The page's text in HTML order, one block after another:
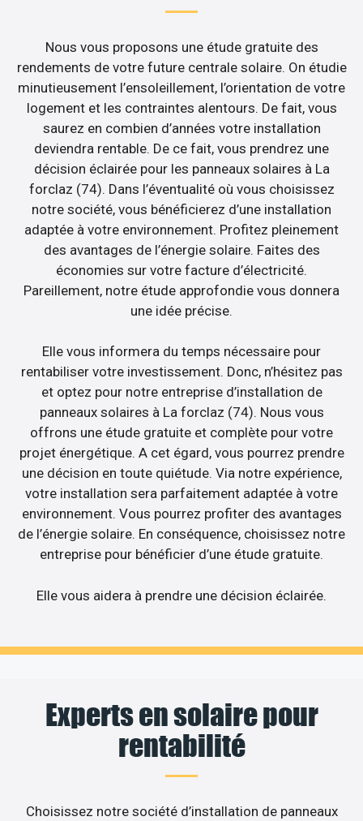
Nous vous proposons une étude gratuite des
rendements de votre future centrale solaire. On étudie
minutieusement l’ensoleillement, l’orientation de votre
logement et les contraintes alentours. De fait, vous
saurez en combien d’années votre installation
deviendra rentable. De ce fait, vous prendrez une
décision éclairée pour les panneaux solaires à La
forclaz (74). Dans l’éventualité où vous choisissez
notre société, vous bénéficierez d’une installation
adaptée à votre environnement. Profitez pleinement
des avantages de l’énergie solaire. Faites des
économies sur votre facture d’électricité.
Pareillement, notre étude approfondie vous donnera
une idée précise.
Elle vous informera du temps nécessaire pour
rentabiliser votre investissement. Donc, n’hésitez pas
et optez pour notre entreprise d’installation de
panneaux solaires à La forclaz (74). Nous vous
offrons une étude gratuite et complète pour votre
projet énergétique. A cet égard, vous pourrez prendre
une décision en toute quiétude. Via notre expérience,
votre installation sera parfaitement adaptée à votre
environnement. Vous pourrez profiter des avantages
de l’énergie solaire. En conséquence, choisissez notre
entreprise pour bénéficier d’une étude gratuite.
Elle vous aidera à prendre une décision éclairée.
Experts en solaire pour
rentabilité
Choisissez notre société d’installation de panneaux